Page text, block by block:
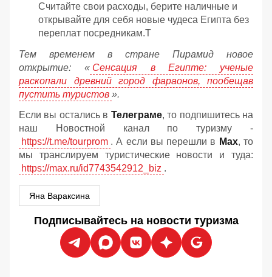
Считайте свои расходы, берите наличные и
открывайте для себя новые чудеса Египта без
переплат посредникам.Т
Тем временем в стране Пирамид новое
открытие: « Сенсация в Египте: ученые
раскопали древний город фараонов, пообещав
пустить туристов ».
Если вы остались в Телеграме, то подпишитесь на
наш Новостной канал по туризму -
https://t.me/tourprom . А если вы перешли в Мах, то
мы транслируем туристические новости и туда:
https://max.ru/id7743542912_biz .
Яна Вараксина
Подписывайтесь на новости туризма